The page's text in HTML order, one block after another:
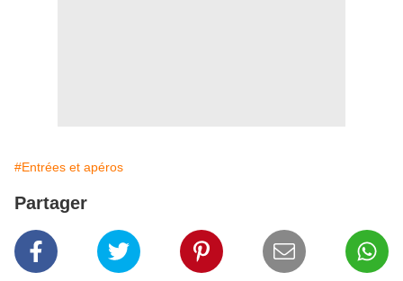
#Entrées et apéros
Partager